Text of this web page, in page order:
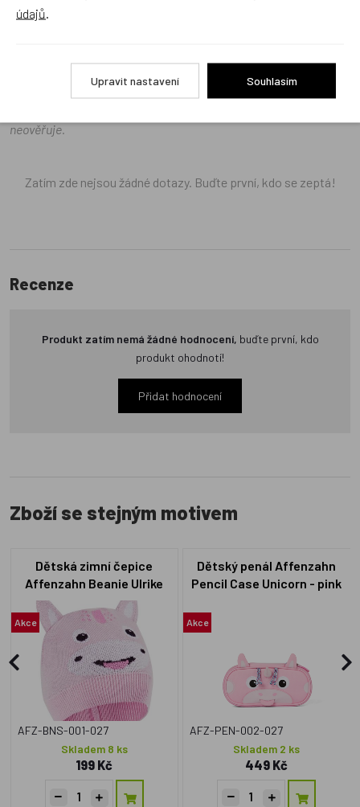
Recenze v detailu produktu a texty od zákazníků v poradně
odrážejí výhradně názory a stanoviska zákazníků. Provozovatel
neověřuje.
Zatím zde nejsou žádné dotazy. Buďte první, kdo se zeptá!
Recenze
Produkt zatím nemá žádné hodnocení, buďte první, kdo
produkt ohodnotí!
Přidat hodnocení
Zboží se stejným motivem
Dětská zimní čepice
Affenzahn Beanie Ulrike
Akce
AFZ-BNS-001-027
Skladem 8 ks
199 Kč
Dětský penál Affenzahn
Pencil Case Unicorn - pink
Akce
AFZ-PEN-002-027
Skladem 2 ks
449 Kč
údajů
Upravit nastavení Souhlasím